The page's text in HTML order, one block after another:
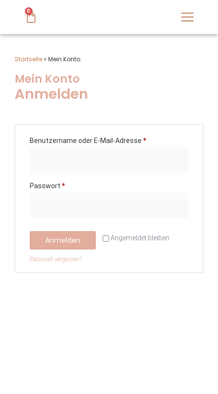
0
Startseite» Mein Konto
Mein Konto
Anmelden
Benutzername oder E-Mail-Adresse *
Passwort *
Angemeldet bleiben
Anmelden
Passwort vergessen?